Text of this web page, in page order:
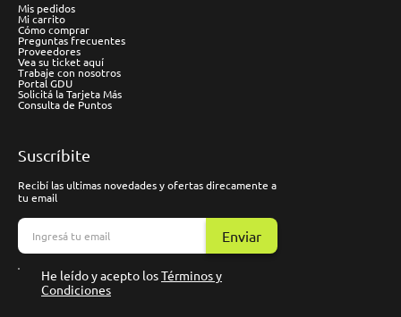
Mis pedidos
Mi carrito
Cómo comprar
Preguntas frecuentes
Proveedores
Vea su ticket aquí
Trabaje con nosotros
Portal GDU
Solicitá la Tarjeta Más
Consulta de Puntos
Suscríbite
Recibí las ultimas novedades y ofertas direcamente a
tu email
Enviar
He leído y acepto losTérminos y
Condiciones